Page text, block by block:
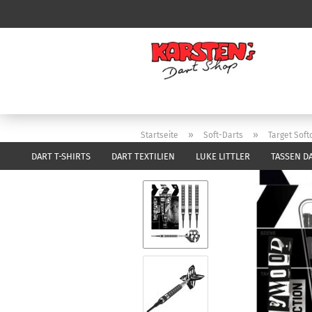
DART T-SHIRTS DART TEXTILIEN LUKE LITTLER TASSEN
Startseite » Soft-Darts » Target